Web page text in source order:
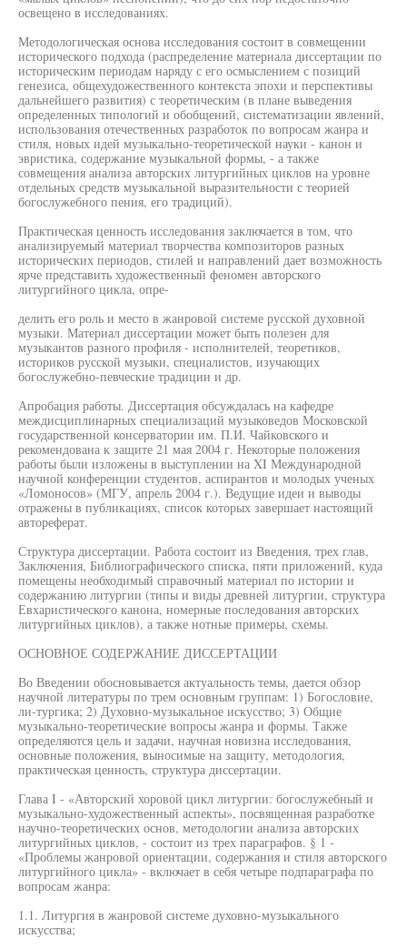
освещено в исследованиях.
Методологическая основа исследования состоит в совмещении
исторического подхода (распределение материала диссертации по
историческим периодам наряду с его осмыслением с позиций
генезиса, общехудожественного контекста эпохи и перспективы
дальнейшего развития) с теоретическим (в плане выведения
определенных типологий и обобщений, систематизации явлений,
использования отечественных разработок по вопросам жанра и
стиля, новых идей музыкально-теоретической науки - канон и
эвристика, содержание музыкальной формы, - а также
совмещения анализа авторских литургийных циклов на уровне
отдельных средств музыкальной выразительности с теорией
богослужебного пения, его традиций).
Практическая ценность исследования заключается в том, что
анализируемый материал творчества композиторов разных
исторических периодов, стилей и направлений дает возможность
ярче представить художественный феномен авторского
литургийного цикла, опре-
делить его роль и место в жанровой системе русской духовной
музыки. Материал диссертации может быть полезен для
музыкантов разного профиля - исполнителей, теоретиков,
историков русской музыки, специалистов, изучающих
богослужебно-певческие традиции и др.
Апробация работы. Диссертация обсуждалась на кафедре
междисциплинарных специализаций музыковедов Московской
государственной консерватории им. П.И. Чайковского и
рекомендована к защите 21 мая 2004 г. Некоторые положения
работы были изложены в выступлении на XI Международной
научной конференции студентов, аспирантов и молодых ученых
«Ломоносов» (МГУ, апрель 2004 г.). Ведущие идеи и выводы
отражены в публикациях, список которых завершает настоящий
автореферат.
Структура диссертации. Работа состоит из Введения, трех глав,
Заключения, Библиографического списка, пяти приложений, куда
помещены необходимый справочный материал по истории и
содержанию литургии (типы и виды древней литургии, структура
Евхаристического канона, номерные последования авторских
литургийных циклов), а также нотные примеры, схемы.
ОСНОВНОЕ СОДЕРЖАНИЕ ДИССЕРТАЦИИ
Во Введении обосновывается актуальность темы, дается обзор
научной литературы по трем основным группам: 1) Богословие,
ли-тургика; 2) Духовно-музыкальное искусство; 3) Общие
музыкально-теоретические вопросы жанра и формы. Также
определяются цель и задачи, научная новизна исследования,
основные положения, выносимые на защиту, методология,
практическая ценность, структура диссертации.
Глава I - «Авторский хоровой цикл литургии: богослужебный и
музыкально-художественный аспекты», посвященная разработке
научно-теоретических основ, методологии анализа авторских
литургийных циклов, - состоит из трех параграфов. § 1 -
«Проблемы жанровой ориентации, содержания и стиля авторского
литургийного цикла» - включает в себя четыре подпараграфа по
вопросам жанра:
1.1. Литургия в жанровой системе духовно-музыкального
искусства;